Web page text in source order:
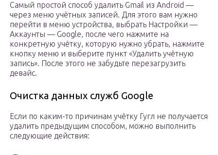
Самый простой способ удалить Gmail из Android —
через меню учётных записей. Для этого вам нужно
перейти в меню устройства, выбрать Настройки —
Аккаунты — Google, после чего нажмите на
конкретную учётку, которую нужно убрать, нажмите
кнопку меню и выберите пункт «Удалить учётную
запись». После этого не забудьте перезагрузить
девайс.
Очистка данных служб Google
Если по каким-то причинам учётку Гугл не получается
удалить предыдущим способом, можно выполнить
следующие действия: